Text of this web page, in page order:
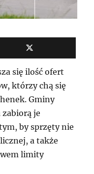
się ilość ofert
którzy chą się
Gminy
zabiorą je
by sprzęty nie
a także
limity